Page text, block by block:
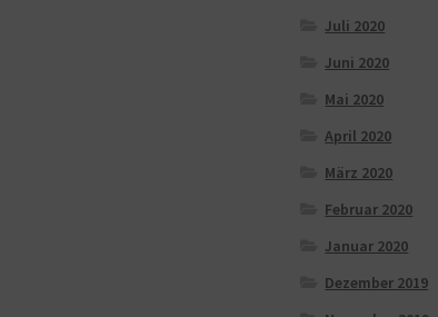
Juli 2020
Juni 2020
Mai 2020
April 2020
März 2020
Februar 2020
Januar 2020
Dezember 2019